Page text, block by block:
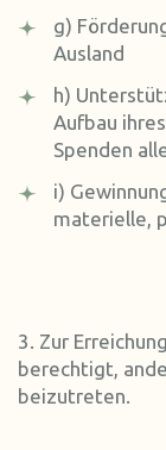
g)
Ausland
h)
Aufbau
Spenden
i)
materielle,
3. Zur
berechtigt,
beizutreten.